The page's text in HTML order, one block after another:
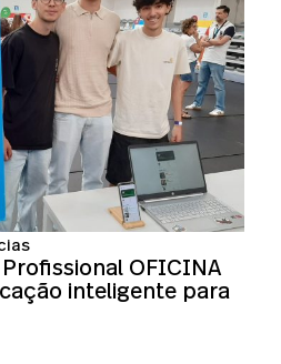
OFICINA
inteligente para